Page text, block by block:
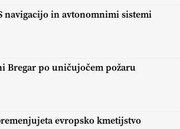
navigacijo in avtonomnimi sistemi
Bregar po uničujočem požaru
evropsko kmetijstvo